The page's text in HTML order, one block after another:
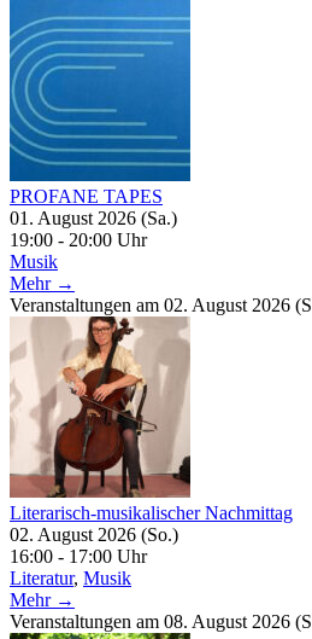
PROFANE TAPES
01. August 2026 (Sa.)
19:00 - 20:00 Uhr
Musik
Mehr →
Veranstaltungen am 02. August 2026
Literarisch-musikalischer Nachmittag
02. August 2026 (So.)
16:00 - 17:00 Uhr
Literatur, Musik
Mehr →
Veranstaltungen am 08. August 2026